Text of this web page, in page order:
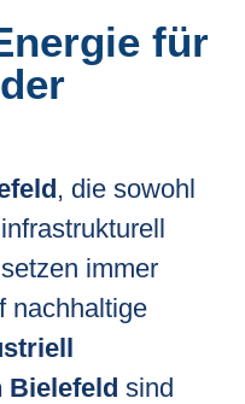
für
, die sowohl
immer
nachhaltige
Bielefeld sind